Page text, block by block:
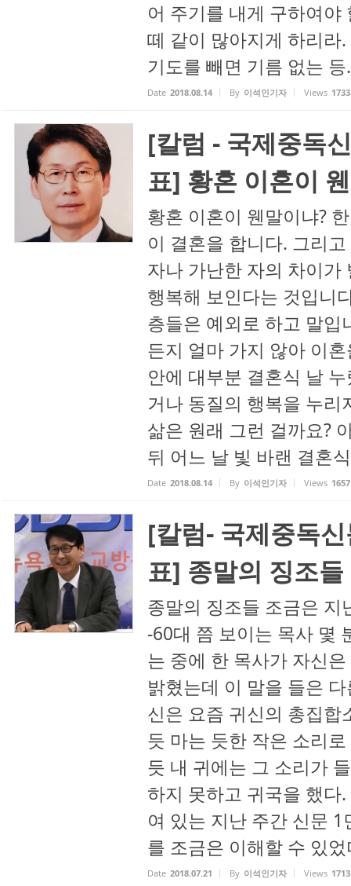
어 주기를 내게 구하여
떼 같이 많아지게 하리라
기도를 빼면 기름 없는 등
Date 2018.08.14 By 이석인기자 Views 1733
[칼럼 - 국제중독
표] 황혼 이혼이
황혼 이혼이 웬말이냐?
이 결혼을 합니다. 그리
자나 가난한 자의 차이가
행복해 보인다는 것입니
층들은 예외로 하고 말입
든지 얼마 가지 않아 이
안에 대부분 결혼식 날
거나 동질의 행복을 누
삶은 원래 그런 걸까요?
뒤 어느 날 빛 바랜 결혼
Date 2018.08.14 By 이석인기자 Views 1657
[칼럼- 국제중독
표] 종말의 징조들
종말의 징조들 조금은
-60대 쯤 보이는 목사 몇
는 중에 한 목사가 자신
밝혔는데 이 말을 들은
신은 요즘 귀신의 총집합
듯 마는 듯한 작은 소리
듯 내 귀에는 그 소리가
하지 못하고 귀국을 했다
여 있는 지난 주간 신문
를 조금은 이해할 수 있었
Date 2018.07.21 By 이석인기자 Views 1713